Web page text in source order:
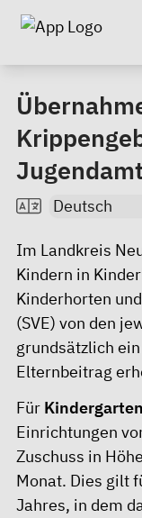
Jugendamt
Im Landkreis
Kindern in
Kinderhorten
(SVE) von den
grundsätzlich
Elternbeitrag
Für
Einrichtungen
Zuschuss in
Monat. Dies gilt
Jahres, in dem